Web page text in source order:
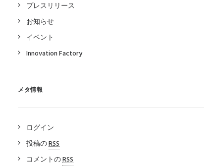
プレスリリース
お知らせ
イベント
Innovation Factory
メタ情報
ログイン
投稿のRSS
コメントのRSS